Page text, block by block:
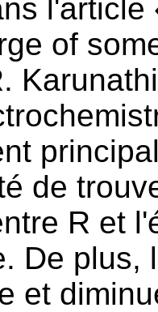
of
de
R et
De plus,
et